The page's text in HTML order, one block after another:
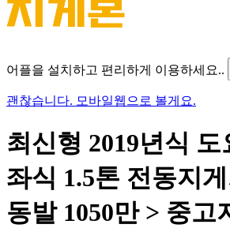
어플을 설치하고 편리하게 이용하세요..
괜찮습니다. 모바일웹으로 볼게요.
최신형 2019년식
좌식 1.5톤 전동지
동발 1050만 > 중고